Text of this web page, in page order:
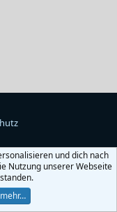
und dich nach
Nutzung unserer Webseite